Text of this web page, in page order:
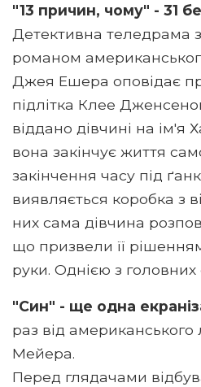
"13 причин, чому" - 31
Детективна теледрама
романом
Джея Ешера оповідає
підлітка Клее
віддано дівчині на ім'я
вона закінчує життя
закінчення часу під
виявляється коробка з
них сама дівчина
що призвели її
руки. Однією з головних
"Син" - ще одна
раз від американського
Мейера.
Перед глядачами